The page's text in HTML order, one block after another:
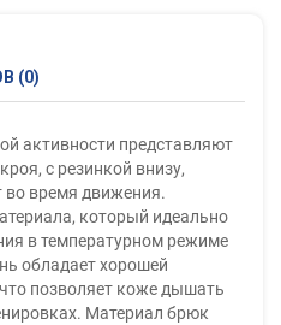
(0)
активности представляют
с резинкой внизу,
время движения.
который идеально
в температурном режиме
обладает хорошей
позволяет коже дышать
Материал брюк